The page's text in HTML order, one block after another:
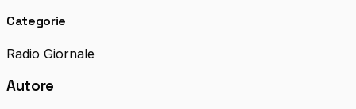
Categorie
Radio Giornale
Autore